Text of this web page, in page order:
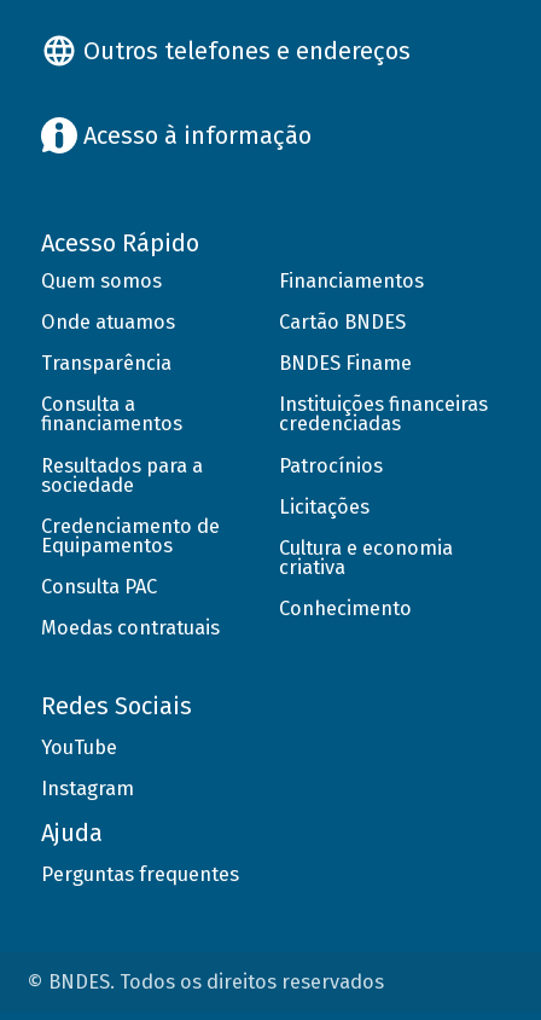
Outros telefones e endereços
Acesso à informação
Acesso Rápido
Quem somos
Onde atuamos
Transparência
Consulta a
financiamentos
Resultados para a
sociedade
Credenciamento de
Equipamentos
Consulta PAC
Moedas contratuais
Financiamentos
Cartão BNDES
BNDES Finame
Instituições financeiras
credenciadas
Patrocínios
Licitações
Cultura e economia
criativa
Conhecimento
Redes Sociais
YouTube
Instagram
Ajuda
Perguntas frequentes
© BNDES. Todos os direitos reservados